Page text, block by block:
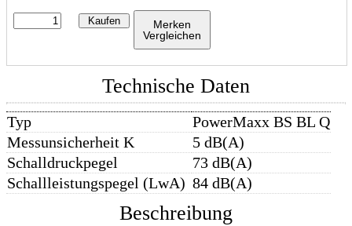
Kaufen
Merken
Vergleichen
Technische Daten
Typ
PowerMaxx BS BL Q
Messunsicherheit K
5 dB(A)
Schalldruckpegel
73 dB(A)
Schallleistungspegel (LwA) 84 dB(A)
Beschreibung